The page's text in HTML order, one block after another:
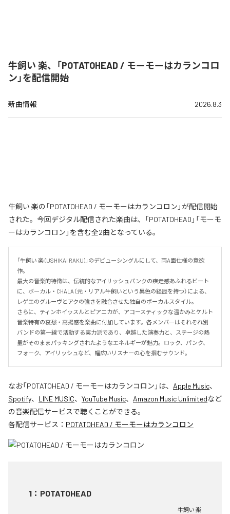
牛飼い 楽、「POTATOHEAD / モーモーはカランコロ
ン」を配信開始
新曲情報 2026.8.3
牛飼い 楽の「POTATOHEAD / モーモーはカランコロン」が配信開始
された。今回デジタル配信された楽曲は、「POTATOHEAD」「モーモ
ーはカランコロン」を含む全2曲となっている。
「牛飼い 楽 (USHIKAI RAKU)」のデビューシングルにして、両A面仕様の意欲
作。
最大の音楽的特徴は、伝統的なアイリッシュパンクの疾走感あふれるビート
に、ボーカル・CHALA（元・リアル牛飼いという異色の経歴を持つ）による、
レゲエのグルーヴとアクの強さを融合させた独自のボーカルスタイル。
さらに、ティンホイッスルとピアニカが、アコースティックな温かみとケルト
音楽特有の哀愁・高揚感を楽曲に付加しています。各メンバーはそれぞれ別
バンドの第一線で活動する実力派であり、卓越した演奏力と、ステージの熱
量がそのままパッキングされたようなエネルギーが魅力。ロック、パンク、
フォーク、アイリッシュなど、幅広いリスナーの心を掴むサウンド。
なお「POTATOHEAD / モーモーはカランコロン 」は、 Apple Music、
Spotify、 LINE MUSIC、 YouTube Music、 Amazon Music Unlimitedなど
の音楽配信サービスで聴くことができる。
各配信サービス： POTATOHEAD / モーモーはカランコロン
1 ： POTATOHEAD
牛飼い 楽